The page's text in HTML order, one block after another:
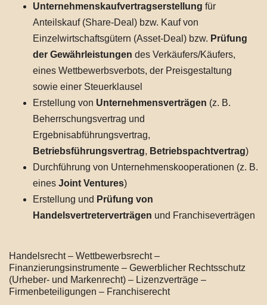
Unternehmenskaufvertragserstellung für
Anteilskauf (Share-Deal) bzw. Kauf von
Einzelwirtschaftsgütern (Asset-Deal) bzw. Prüfung
der Gewährleistungen des Verkäufers/Käufers,
eines Wettbewerbsverbots, der Preisgestaltung
sowie einer Steuerklausel
Erstellung von Unternehmensverträgen (z. B.
Beherrschungsvertrag und
Ergebnisabführungsvertrag,
Betriebsführungsvertrag, Betriebspachtvertrag)
Durchführung von Unternehmenskooperationen (z. B.
eines Joint Ventures)
Erstellung und Prüfung von
Handelsvertreterverträgen und Franchiseverträgen
Handelsrecht – Wettbewerbsrecht –
Finanzierungsinstrumente – Gewerblicher Rechtsschutz
(Urheber- und Markenrecht) – Lizenzverträge –
Firmenbeteiligungen – Franchiserecht